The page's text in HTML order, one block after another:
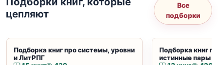
цепляют
Все
подборки
Подборка книг про системы, уровни
и ЛитРПГ
Подборка книг
истинные пары